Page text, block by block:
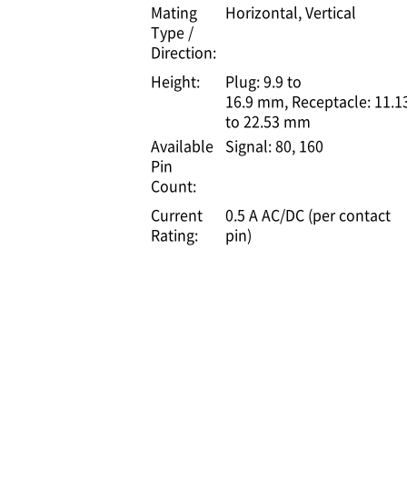
Mating
Type /
Direction:
Horizontal, Vertical
Height:
Plug: 9.9 to
16.9 mm Receptacle:
to 22.53 mm
Available
Pin
Count:
Signal: 80, 160
Current
Rating:
0.5 A AC/DC (per contact
pin)